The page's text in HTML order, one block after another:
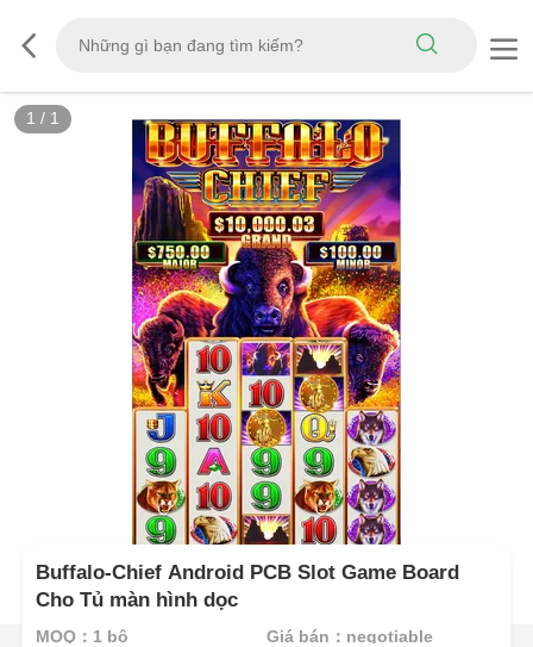
1 / 1
Buffalo-Chief Android PCB Slot Game Board
Cho Tủ màn hình dọc
MOQ：1 bộ Giá bán：negotiable